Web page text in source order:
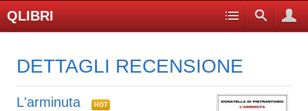
QLIBRI
DETTAGLI RECENSIONE
L'arminuta HOT